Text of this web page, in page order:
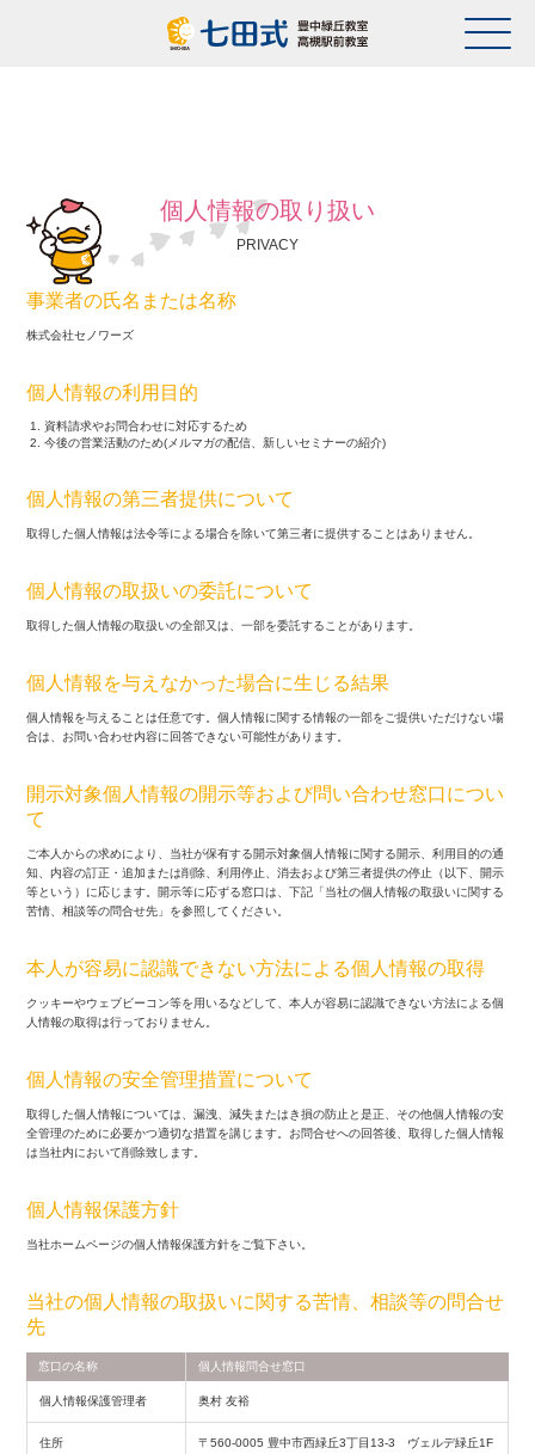
個人情報の取り扱い
PRIVACY
事業者の氏名または名称
株式会社セノワーズ
個人情報の利用目的
資料請求やお問合わせに対応するため
今後の営業活動のため(メルマガの配信、新しいセミナーの紹介)
個人情報の第三者提供について
取得した個人情報は法令等による場合を除いて第三者に提供することはありません。
個人情報の取扱いの委託について
取得した個人情報の取扱いの全部又は、一部を委託することがあります。
個人情報を与えなかった場合に生じる結果
個人情報を与えることは任意です。個人情報に関する情報の一部をご提供いただけない場
合は、お問い合わせ内容に回答できない可能性があります。
開示対象個人情報の開示等および問い合わせ窓口につい
て
ご本人からの求めにより、当社が保有する開示対象個人情報に関する開示、利用目的の通
知、内容の訂正・追加または削除、利用停止、消去および第三者提供の停止（以下、開示
等という）に応じます。開示等に応ずる窓口は、下記「当社の個人情報の取扱いに関する
苦情、相談等の問合せ先」を参照してください。
本人が容易に認識できない方法による個人情報の取得
クッキーやウェブビーコン等を用いるなどして、本人が容易に認識できない方法による個
人情報の取得は行っておりません。
個人情報の安全管理措置について
取得した個人情報については、漏洩、減失またはき損の防止と是正、その他個人情報の安
全管理のために必要かつ適切な措置を講じます。お問合せへの回答後、取得した個人情報
は当社内において削除致します。
個人情報保護方針
当社ホームページの個人情報保護方針をご覧下さい。
当社の個人情報の取扱いに関する苦情、相談等の問合せ
先
窓口の名称 個人情報問合せ窓口
個人情報保護管理者 奥村 友裕
住所 〒560-0005 豊中市西緑丘3丁目13-3 ヴェルデ緑丘1F